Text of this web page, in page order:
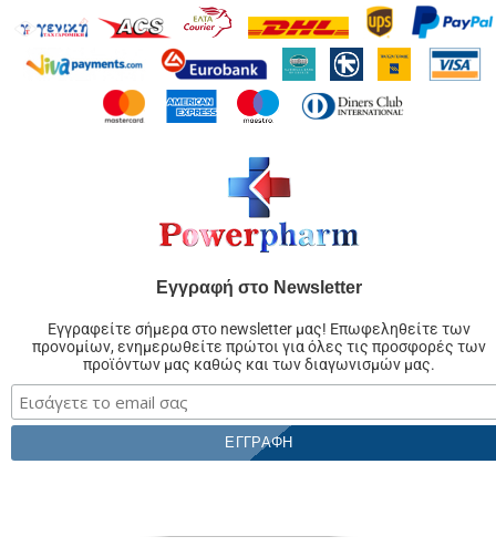
Εγγραφή στο Newsletter
Εγγραφείτε σήμερα στο newsletter μας! Επωφεληθείτε των
προνομίων, ενημερωθείτε πρώτοι για όλες τις προσφορές των
προϊόντων μας καθώς και των διαγωνισμών μας.